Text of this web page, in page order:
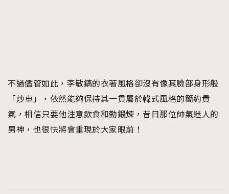
不過儘管如此，李敏鎬的衣著風格卻沒有像其臉部身形般
「炒車」，依然能夠保持其一貫屬於韓式風格的簡約貴
氣，相信只要他注意飲食和勤鍛煉，昔日那位帥氣迷人的
男神，也很快將會重現於大家眼前！